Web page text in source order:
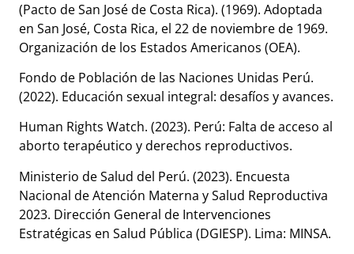
(Pacto de San José de Costa Rica). (1969). Adoptada
en San José, Costa Rica, el 22 de noviembre de 1969.
Organización de los Estados Americanos (OEA).
Fondo de Población de las Naciones Unidas Perú.
(2022). Educación sexual integral: desafíos y avances.
Human Rights Watch. (2023). Perú: Falta de acceso al
aborto terapéutico y derechos reproductivos.
Ministerio de Salud del Perú. (2023). Encuesta
Nacional de Atención Materna y Salud Reproductiva
2023. Dirección General de Intervenciones
Estratégicas en Salud Pública (DGIESP). Lima: MINSA.